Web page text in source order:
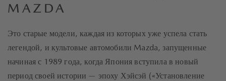
MAZDA
Это старые модели, каждая из которых уже успела стать
легендой, и культовые автомобили Mazda, запущенные
начиная с 1989 года, когда Япония вступила в новый
период своей истории — эпоху Хэйсэй («Установление